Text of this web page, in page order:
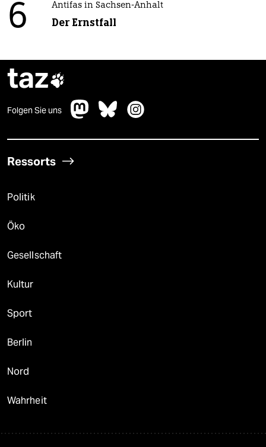
6 Antifas in Sachsen-Anhalt
Der Ernstfall
taz
Folgen Sie uns
Ressorts
Politik
Öko
Gesellschaft
Kultur
Sport
Berlin
Nord
Wahrheit